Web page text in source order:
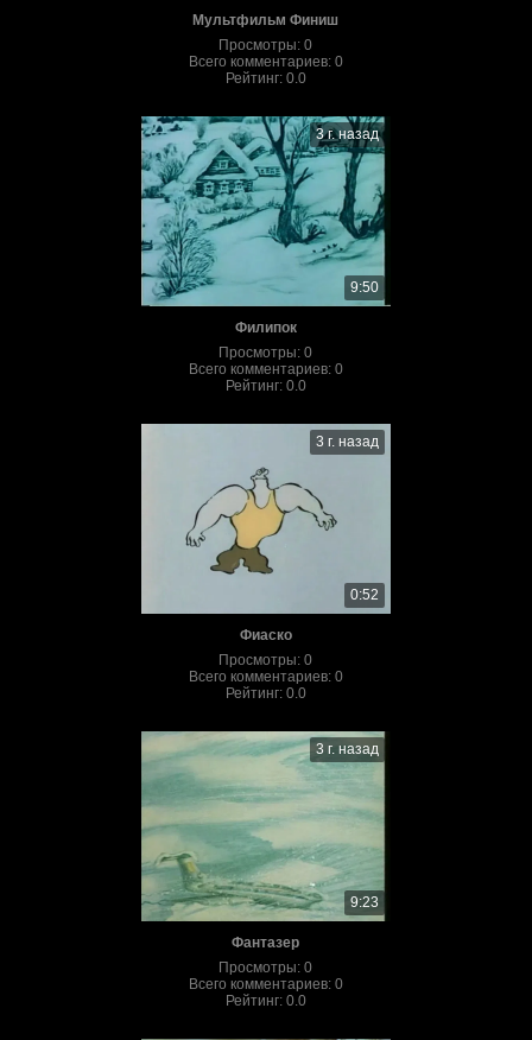
Мультфильм Финиш
Просмотры:0
Всего комментариев: 0
Рейтинг: 0.0
3 г. назад
9:50
Филипок
Просмотры:0
Всего комментариев: 0
Рейтинг: 0.0
3 г. назад
0:52
Фиаско
Просмотры:0
Всего комментариев: 0
Рейтинг: 0.0
3 г. назад
9:23
Фантазер
Просмотры:0
Всего комментариев: 0
Рейтинг: 0.0